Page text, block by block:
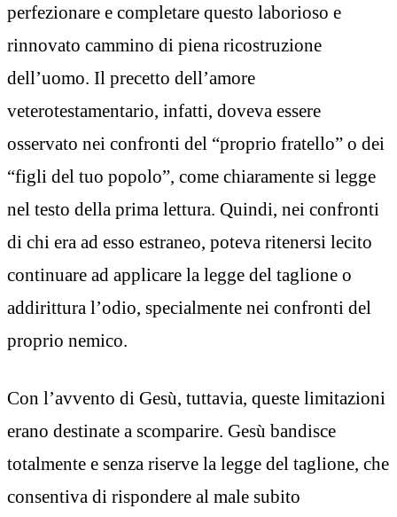
perfezionare e completare questo laborioso e
rinnovato cammino di piena ricostruzione
dell’uomo. Il precetto dell’amore
veterotestamentario, infatti, doveva essere
osservato nei confronti del “proprio fratello” o dei
“figli del tuo popolo”, come chiaramente si legge
nel testo della prima lettura. Quindi, nei confronti
di chi era ad esso estraneo, poteva ritenersi lecito
continuare ad applicare la legge del taglione o
addirittura l’odio, specialmente nei confronti del
proprio nemico.
Con l’avvento di Gesù, tuttavia, queste limitazioni
erano destinate a scomparire. Gesù bandisce
totalmente e senza riserve la legge del taglione, che
consentiva di rispondere al male subito